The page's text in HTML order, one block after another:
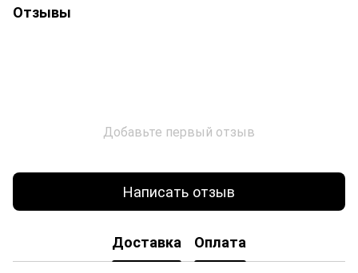
Отзывы
Добавьте первый отзыв
Написать отзыв
Доставка Оплата